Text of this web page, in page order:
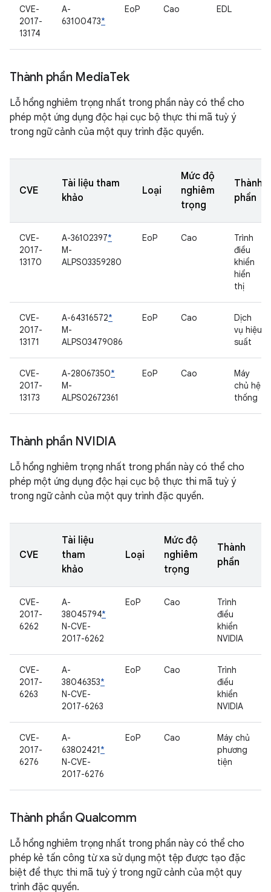
CVE-
2017-
13174
A-
63100473*
EoP Cao EDL
Thành phần MediaTek
Lỗ hổng nghiêm trọng nhất trong phần này có thể cho
phép một ứng dụng độc hại cục bộ thực thi mã tuỳ ý
trong ngữ cảnh của một quy trình đặc quyền.
CVE
Tài liệu tham
khảo
Loại
Mức độ
nghiêm
trọng
Thành
phần
CVE-
2017-
13170
A-36102397*
M-
ALPS03359280
EoP Cao
Trình
điều
khiển
hiển
thị
CVE-
2017-
13171
A-64316572*
M-
ALPS03479086
EoP Cao
Dịch
vụ hiệu
suất
CVE-
2017-
13173
A-28067350*
M-
ALPS02672361
EoP Cao
Máy
chủ hệ
thống
Thành phần NVIDIA
Lỗ hổng nghiêm trọng nhất trong phần này có thể cho
phép một ứng dụng độc hại cục bộ thực thi mã tuỳ ý
trong ngữ cảnh của một quy trình đặc quyền.
CVE
Tài liệu
tham
khảo
Loại
Mức độ
nghiêm
trọng
Thành
phần
CVE-
2017-
6262
A-
38045794*
N-CVE-
2017-6262
EoP Cao
Trình
điều
khiển
NVIDIA
CVE-
2017-
6263
A-
38046353*
N-CVE-
2017-6263
EoP Cao
Trình
điều
khiển
NVIDIA
CVE-
2017-
6276
A-
63802421*
N-CVE-
2017-6276
EoP Cao
Máy chủ
phương
tiện
Thành phần Qualcomm
Lỗ hổng nghiêm trọng nhất trong phần này có thể cho
phép kẻ tấn công từ xa sử dụng một tệp được tạo đặc
biệt để thực thi mã tuỳ ý trong ngữ cảnh của một quy
trình đặc quyền.